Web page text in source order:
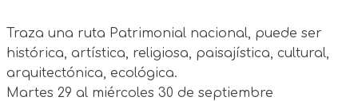
Traza una ruta Patrimonial nacional, puede ser
histórica, artística, religiosa, paisajística, cultural,
arquitectónica, ecológica.
Martes 29 al miércoles 30 de septiembre